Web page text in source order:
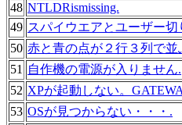
48 NTLDRismissing.
49 スパイウエアとユーザー切
50 赤と青の点が２行３列で並
51
自作機の電源が入りません.
52 XPが起動しない。
53 OSが見つからない・・・.